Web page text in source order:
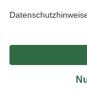
Produkte nur solange der
*Paketversand ab 59 €
Nutzungsbedingungen